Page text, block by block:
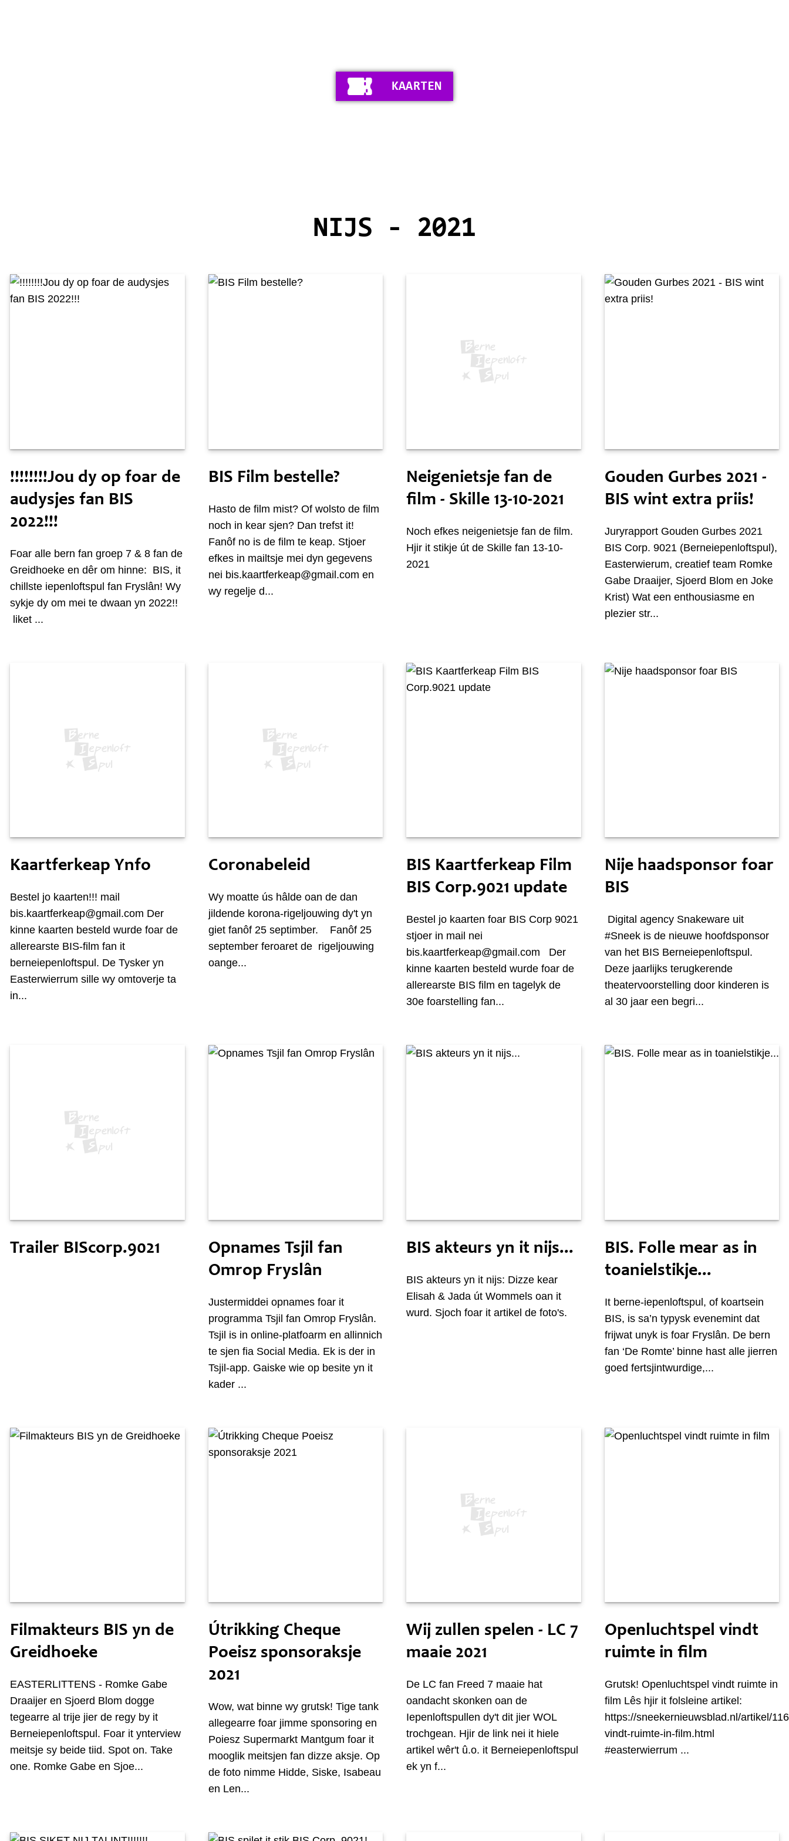
KAARTEN
NIJS - 2021
!!!!!!!!Jou dy op foar de
audysjes fan BIS
2022!!!
Foar alle bern fan groep 7 & 8 fan de
Greidhoeke en dêr om hinne: BIS, it
chillste iepenloftspul fan Fryslân! Wy
sykje dy om mei te dwaan yn 2022!!
liket ...
BIS Film bestelle?
Hasto de film mist? Of wolsto de film
noch in kear sjen? Dan trefst it!
Fanôf no is de film te keap. Stjoer
efkes in mailtsje mei dyn gegevens
nei bis.kaartferkeap@gmail.com en
wy regelje d...
Neigenietsje fan de
film - Skille 13-10-2021
Noch efkes neigenietsje fan de film.
Hjir it stikje út de Skille fan 13-10-
2021
Gouden Gurbes 2021 -
BIS wint extra priis!
Juryrapport Gouden Gurbes 2021
BIS Corp. 9021 (Berneiepenloftspul),
Easterwierum, creatief team Romke
Gabe Draaijer, Sjoerd Blom en Joke
Krist) Wat een enthousiasme en
plezier str...
Kaartferkeap Ynfo
Bestel jo kaarten!!! mail
bis.kaartferkeap@gmail.com Der
kinne kaarten besteld wurde foar de
allerearste BIS-film fan it
berneiepenloftspul. De Tysker yn
Easterwierrum sille wy omtoverje ta
in...
Coronabeleid
Wy moatte ús hâlde oan de dan
jildende korona-rigeljouwing dy't yn
giet fanôf 25 septimber. Fanôf 25
september feroaret de rigeljouwing
oange...
BIS Kaartferkeap Film
BIS Corp.9021 update
Bestel jo kaarten foar BIS Corp 9021
stjoer in mail nei
bis.kaartferkeap@gmail.com Der
kinne kaarten besteld wurde foar de
allerearste BIS film en tagelyk de
30e foarstelling fan...
Nije haadsponsor foar
BIS
Digital agency Snakeware uit
#Sneek is de nieuwe hoofdsponsor
van het BIS Berneiepenloftspul.
Deze jaarlijks terugkerende
theatervoorstelling door kinderen is
al 30 jaar een begri...
Trailer BIScorp.9021
Opnames Tsjil fan
Omrop Fryslân
Justermiddei opnames foar it
programma Tsjil fan Omrop Fryslân.
Tsjil is in online-platfoarm en allinnich
te sjen fia Social Media. Ek is der in
Tsjil-app. Gaiske wie op besite yn it
kader ...
BIS akteurs yn it nijs...
BIS akteurs yn it nijs: Dizze kear
Elisah & Jada út Wommels oan it
wurd. Sjoch foar it artikel de foto's.
BIS. Folle mear as in
toanielstikje...
It berne-iepenloftspul, of koartsein
BIS, is sa’n typysk evenemint dat
frijwat unyk is foar Fryslân. De bern
fan ‘De Romte’ binne hast alle jierren
goed fertsjintwurdige,...
Filmakteurs BIS yn de
Greidhoeke
EASTERLITTENS - Romke Gabe
Draaijer en Sjoerd Blom dogge
tegearre al trije jier de regy by it
Berneiepenloftspul. Foar it ynterview
meitsje sy beide tiid. Spot on. Take
one. Romke Gabe en Sjoe...
Útrikking Cheque
Poeisz sponsoraksje
2021
Wow, wat binne wy grutsk! Tige tank
allegearre foar jimme sponsoring en
Poiesz Supermarkt Mantgum foar it
mooglik meitsjen fan dizze aksje. Op
de foto nimme Hidde, Siske, Isabeau
en Len...
Wij zullen spelen - LC 7
maaie 2021
De LC fan Freed 7 maaie hat
oandacht skonken oan de
Iepenloftspullen dy't dit jier WOL
trochgean. Hjir de link nei it hiele
artikel wêr't û.o. it Berneiepenloftspul
ek yn f...
Openluchtspel vindt
ruimte in film
Grutsk! Openluchtspel vindt ruimte in
film Lês hjir it folsleine artikel:
https://sneekernieuwsblad.nl/artikel/
vindt-ruimte-in-film.html
#easterwierrum ...